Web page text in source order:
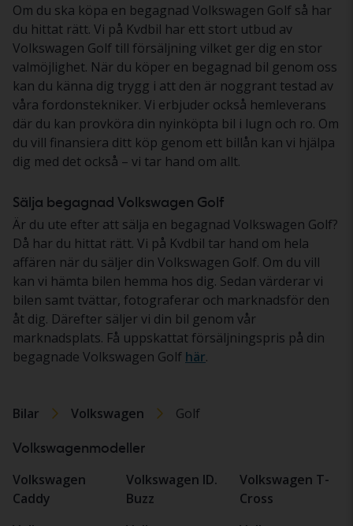
Om du ska köpa en begagnad Volkswagen Golf så har
du hittat rätt. Vi på Kvdbil har ett stort utbud av
Volkswagen Golf till försäljning vilket ger dig en stor
valmöjlighet. När du köper en begagnad bil genom oss
kan du känna dig trygg i att den är noggrant testad av
våra fordonstekniker. Vi erbjuder också hemleverans
där du kan provköra din nyinköpta bil i lugn och ro. Om
du vill finansiera ditt köp genom ett billån kan vi hjälpa
dig med det också – vi tar hand om allt.
Sälja begagnad Volkswagen Golf
Är du ute efter att sälja en begagnad Volkswagen Golf?
Då har du hittat rätt. Vi på Kvdbil tar hand om hela
affären när du säljer din Volkswagen Golf. Om du vill
kan vi hämta bilen hemma hos dig. Sedan värderar vi
bilen samt tvättar, fotograferar och marknadsför den
åt dig. Därefter säljer vi din bil genom vår
marknadsplats. Få uppskattat försäljningspris på din
begagnade Volkswagen Golf här.
Bilar Volkswagen Golf
Volkswagenmodeller
Volkswagen
Caddy
Volkswagen ID.
Buzz
Volkswagen T-
Cross